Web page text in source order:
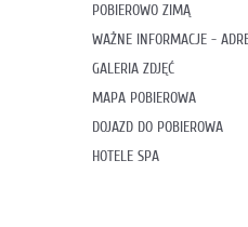
POBIEROWO ZIMĄ
WAŻNE INFORMACJE -
GALERIA ZDJĘĆ
MAPA POBIEROWA
DOJAZD DO POBIEROWA
HOTELE SPA